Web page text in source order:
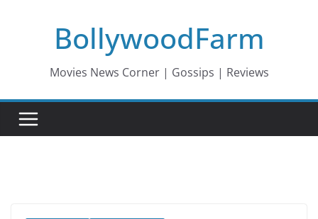
BollywoodFarm
Movies News Corner | Gossips | Reviews